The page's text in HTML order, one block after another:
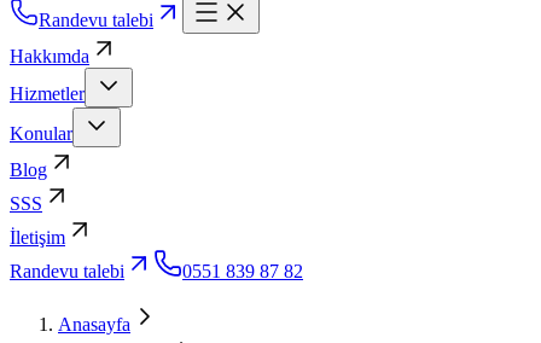
Randevu talebi
Hakkımda
Hizmetler
Konular
Blog
SSS
İletişim
Randevu talebi
0551 839 87 82
Anasayfa